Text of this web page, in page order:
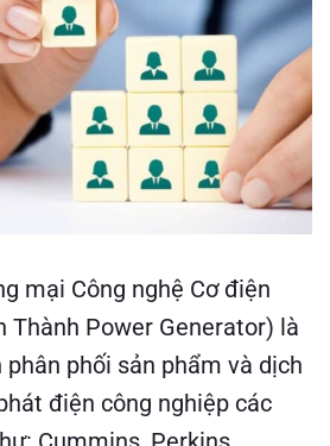
mại Công nghệ Cơ điện
Thành Power Generator) là
phối sản phẩm và dịch
điện công nghiệp các